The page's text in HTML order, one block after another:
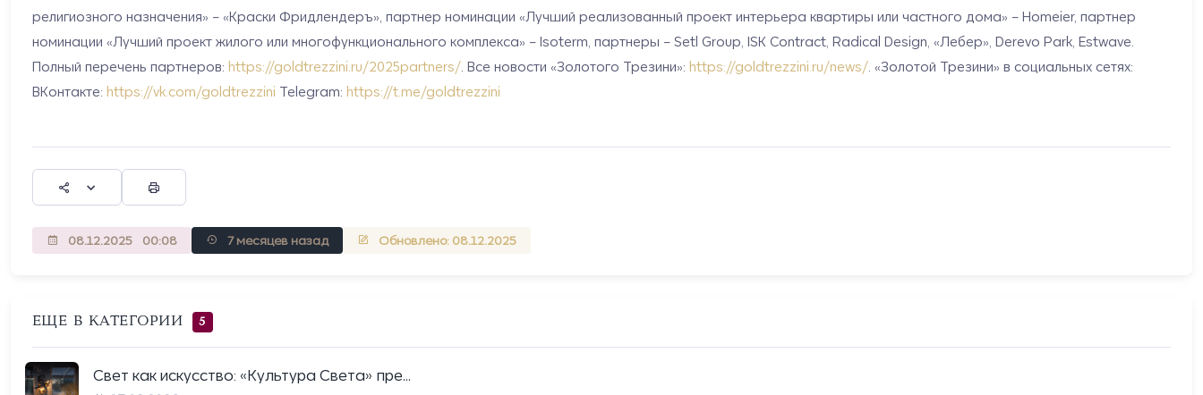
религиозного назначения» – «Краски Фридлендеръ», партнер номинации «Лучший реализованный проект интерьера квартиры или частного дома» – Homeier, партнер
номинации «Лучший проект жилого или многофункционального комплекса» – Isoterm, партнеры – Setl Group, ISK Contract, Radical Design, «Лебер», Derevo Park, Estwave.
Полный перечень партнеров: https://goldtrezzini.ru/2025partners/ Все новости «Золотого Трезини»: https://goldtrezzini.ru/news/ «Золотой Трезини» в социальных сетях:
ВКонтакте: https://vk.com/goldtrezzini Telegram: https://t.me/goldtrezzini
08.12.2025 00:08 7 месяцев назад Обновлено: 08.12.2025
ЕЩЕ В КАТЕГОРИИ 5
Свет как искусство: «Культура Света» пре...